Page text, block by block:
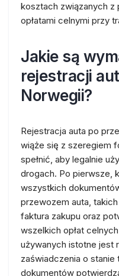
kosztach związanych z
opłatami celnymi przy
Jakie są
rejestracji
Norwegii?
Rejestracja auta po
wiąże się z szeregiem
spełnić, aby legalnie
drogach. Po pierwsze,
wszystkich
przewozem auta,
faktura zakupu oraz
wszelkich opłat
używanych istotne jest
zaświadczenia o
dokumentów